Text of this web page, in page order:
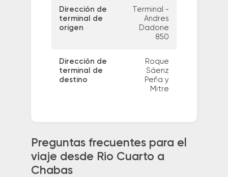
Dirección de
terminal de
origen
Terminal -
Andres
Dadone
850
Dirección de
terminal de
destino
Roque
Sáenz
Peña y
Mitre
Preguntas frecuentes para el
viaje desde Rio Cuarto a
Chabas